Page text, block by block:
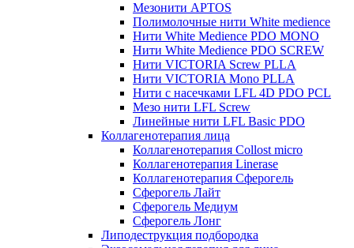
Мезонити APTOS
Полимолочные нити White medience
Нити White Medience PDO MONO
Нити White Medience PDO SCREW
Нити VICTORIA Screw PLLA
Нити VICTORIA Mono PLLA
Нити с насечками LFL 4D PDO PCL
Мезо нити LFL Screw
Линейные нити LFL Basic PDO
Коллагенотерапия лица
Коллагенотерапия Collost micro
Коллагенотерапия Linerase
Коллагенотерапия Сферогель
Сферогель Лайт
Сферогель Медиум
Сферогель Лонг
Липодеструкция подбородка